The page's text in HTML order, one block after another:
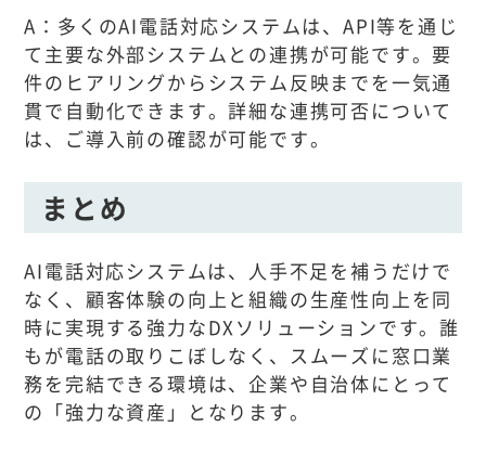
A：多くのAI電話対応システムは、API等を通じ
て主要な外部システムとの連携が可能です。要
件のヒアリングからシステム反映までを一気通
貫で自動化できます。詳細な連携可否について
は、ご導入前の確認が可能です。
まとめ
AI電話対応システムは、人手不足を補うだけで
なく、顧客体験の向上と組織の生産性向上を同
時に実現する強力なDXソリューションです。誰
もが電話の取りこぼしなく、スムーズに窓口業
務を完結できる環境は、企業や自治体にとって
の「強力な資産」となります。